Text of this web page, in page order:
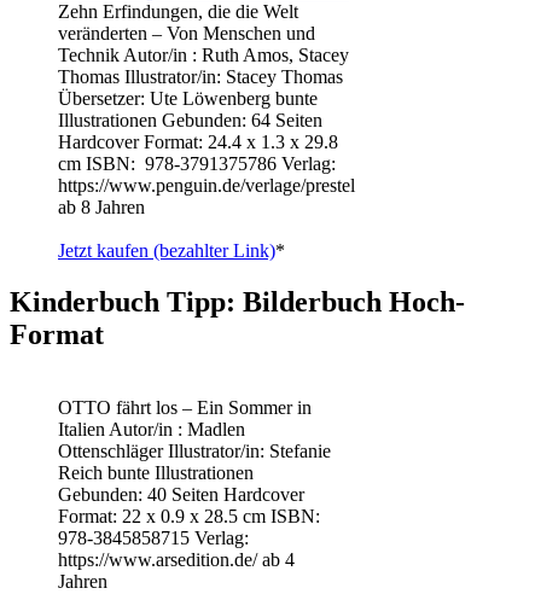
Zehn Erfindungen, die die Welt
veränderten – Von Menschen und
Technik Autor/in : Ruth Amos, Stacey
Thomas Illustrator/in: Stacey Thomas
Übersetzer: Ute Löwenberg bunte
Illustrationen Gebunden: 64 Seiten
Hardcover Format: 24.4 x 1.3 x 29.8
cm ISBN: ‎ 978-3791375786 Verlag:
https://www.penguin.de/verlage/prestel
ab 8 Jahren
Jetzt kaufen (bezahlter Link)*
Kinderbuch Tipp: Bilderbuch Hoch-
Format
OTTO fährt los – Ein Sommer in
Italien Autor/in : Madlen
Ottenschläger Illustrator/in: Stefanie
Reich bunte Illustrationen
Gebunden: 40 Seiten Hardcover
Format: 22 x 0.9 x 28.5 cm ISBN: ‎
978-3845858715 Verlag:
https://www.arsedition.de/ ab 4
Jahren